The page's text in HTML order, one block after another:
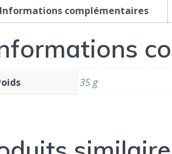
Informations complémentaires
35 g